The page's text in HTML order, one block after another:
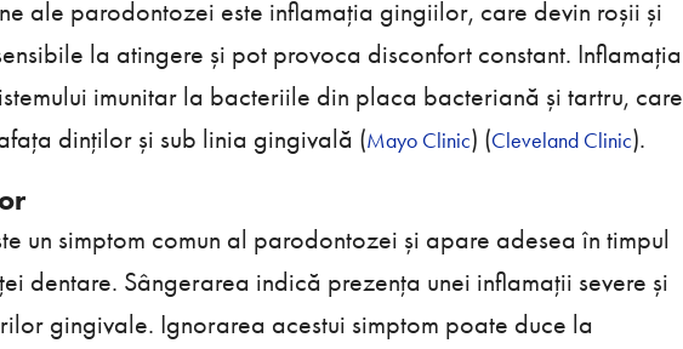
ale parodontozei este inflamația gingiilor, care devin roșii și
la atingere și pot provoca disconfort constant. Inflamația
imunitar la bacteriile din placa bacteriană și tartru, care
dinților și sub linia gingivală​ (Mayo Clinic)​​ (Cleveland Clinic)​.
un simptom comun al parodontozei și apare adesea în timpul
dentare. Sângerarea indică prezența unei inflamații severe și
gingivale. Ignorarea acestui simptom poate duce la